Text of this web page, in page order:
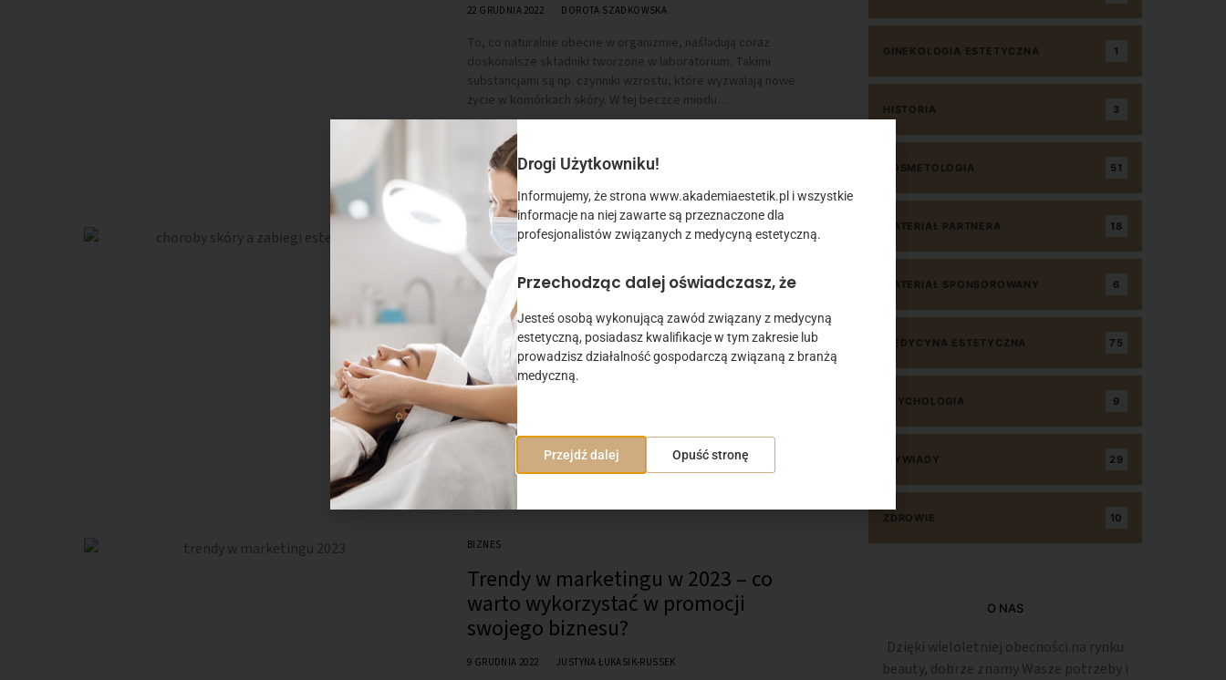
22 GRUDNIA 2022 DOROTA SZADKOWSKA
To, co naturalnie obecne w organizmie, naśladują coraz
doskonalsze składniki tworzone w laboratorium. Takimi
substancjami są np. czynniki wzrostu, które wyzwalają nowe
życie w komórkach skóry. W tej beczce miodu…
MEDYCYNA ESTETYCZNA
Zabiegi estetyczne a choroby skóry
14 GRUDNIA 2022
Choroby skóry czy choroba Hashimoto nie oznaczają
konieczności rezygnacji z zabiegów medycyny estetycznej.
Ważne, żeby uprzedzić lekarza o swoim problemie i zachować
powściągliwość w fundowaniu skórze dodatkowych, często
ryzykownych doznań.…
BIZNES
Trendy w marketingu w 2023 – co
warto wykorzystać w promocji
swojego biznesu?
9 GRUDNIA 2022 JUSTYNA ŁUKASIK-RUSSEK
GINEKOLOGIA ESTETYCZNA 1
HISTORIA 3
KOSMETOLOGIA 51
MATERIAŁ PARTNERA 18
MATERIAŁ SPONSOROWANY 6
MEDYCYNA ESTETYCZNA 75
PSYCHOLOGIA 9
WYWIADY 29
ZDROWIE 10
O NAS
Dzięki wieloletniej obecności na rynku
beauty, dobrze znamy Wasze potrzeby i
Drogi Użytkowniku!
Informujemy, że strona www.akademiaestetik.pl i wszystkie
informacje na niej zawarte są przeznaczone dla
profesjonalistów związanych z medycyną estetyczną.
Przechodząc dalej oświadczasz, że
Jesteś osobą wykonującą zawód związany z medycyną
estetyczną, posiadasz kwalifikacje w tym zakresie lub
prowadzisz działalność gospodarczą związaną z branżą
medyczną.
Przejdź dalej Opuść stronę